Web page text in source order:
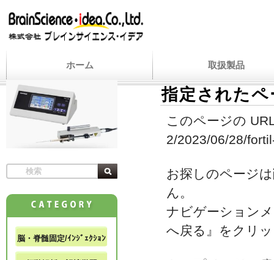
ホーム 取扱製品
指定された
このページの
2/2023/06/28/
お探しのページ
ん。
ナビゲーション
へ戻る』をクリ
脳・脊髄固定/ｲﾝｼﾞｪｸｼｮﾝ